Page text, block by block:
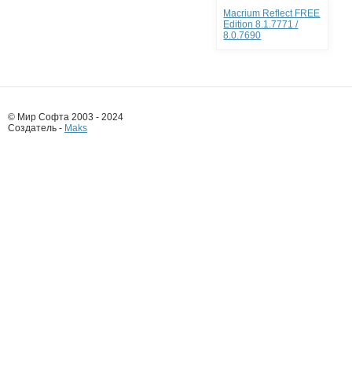
Macrium Reflect FREE
Edition 8.1.7771 /
8.0.7690
© Мир Софта 2003 - 2024
Создатель - Maks